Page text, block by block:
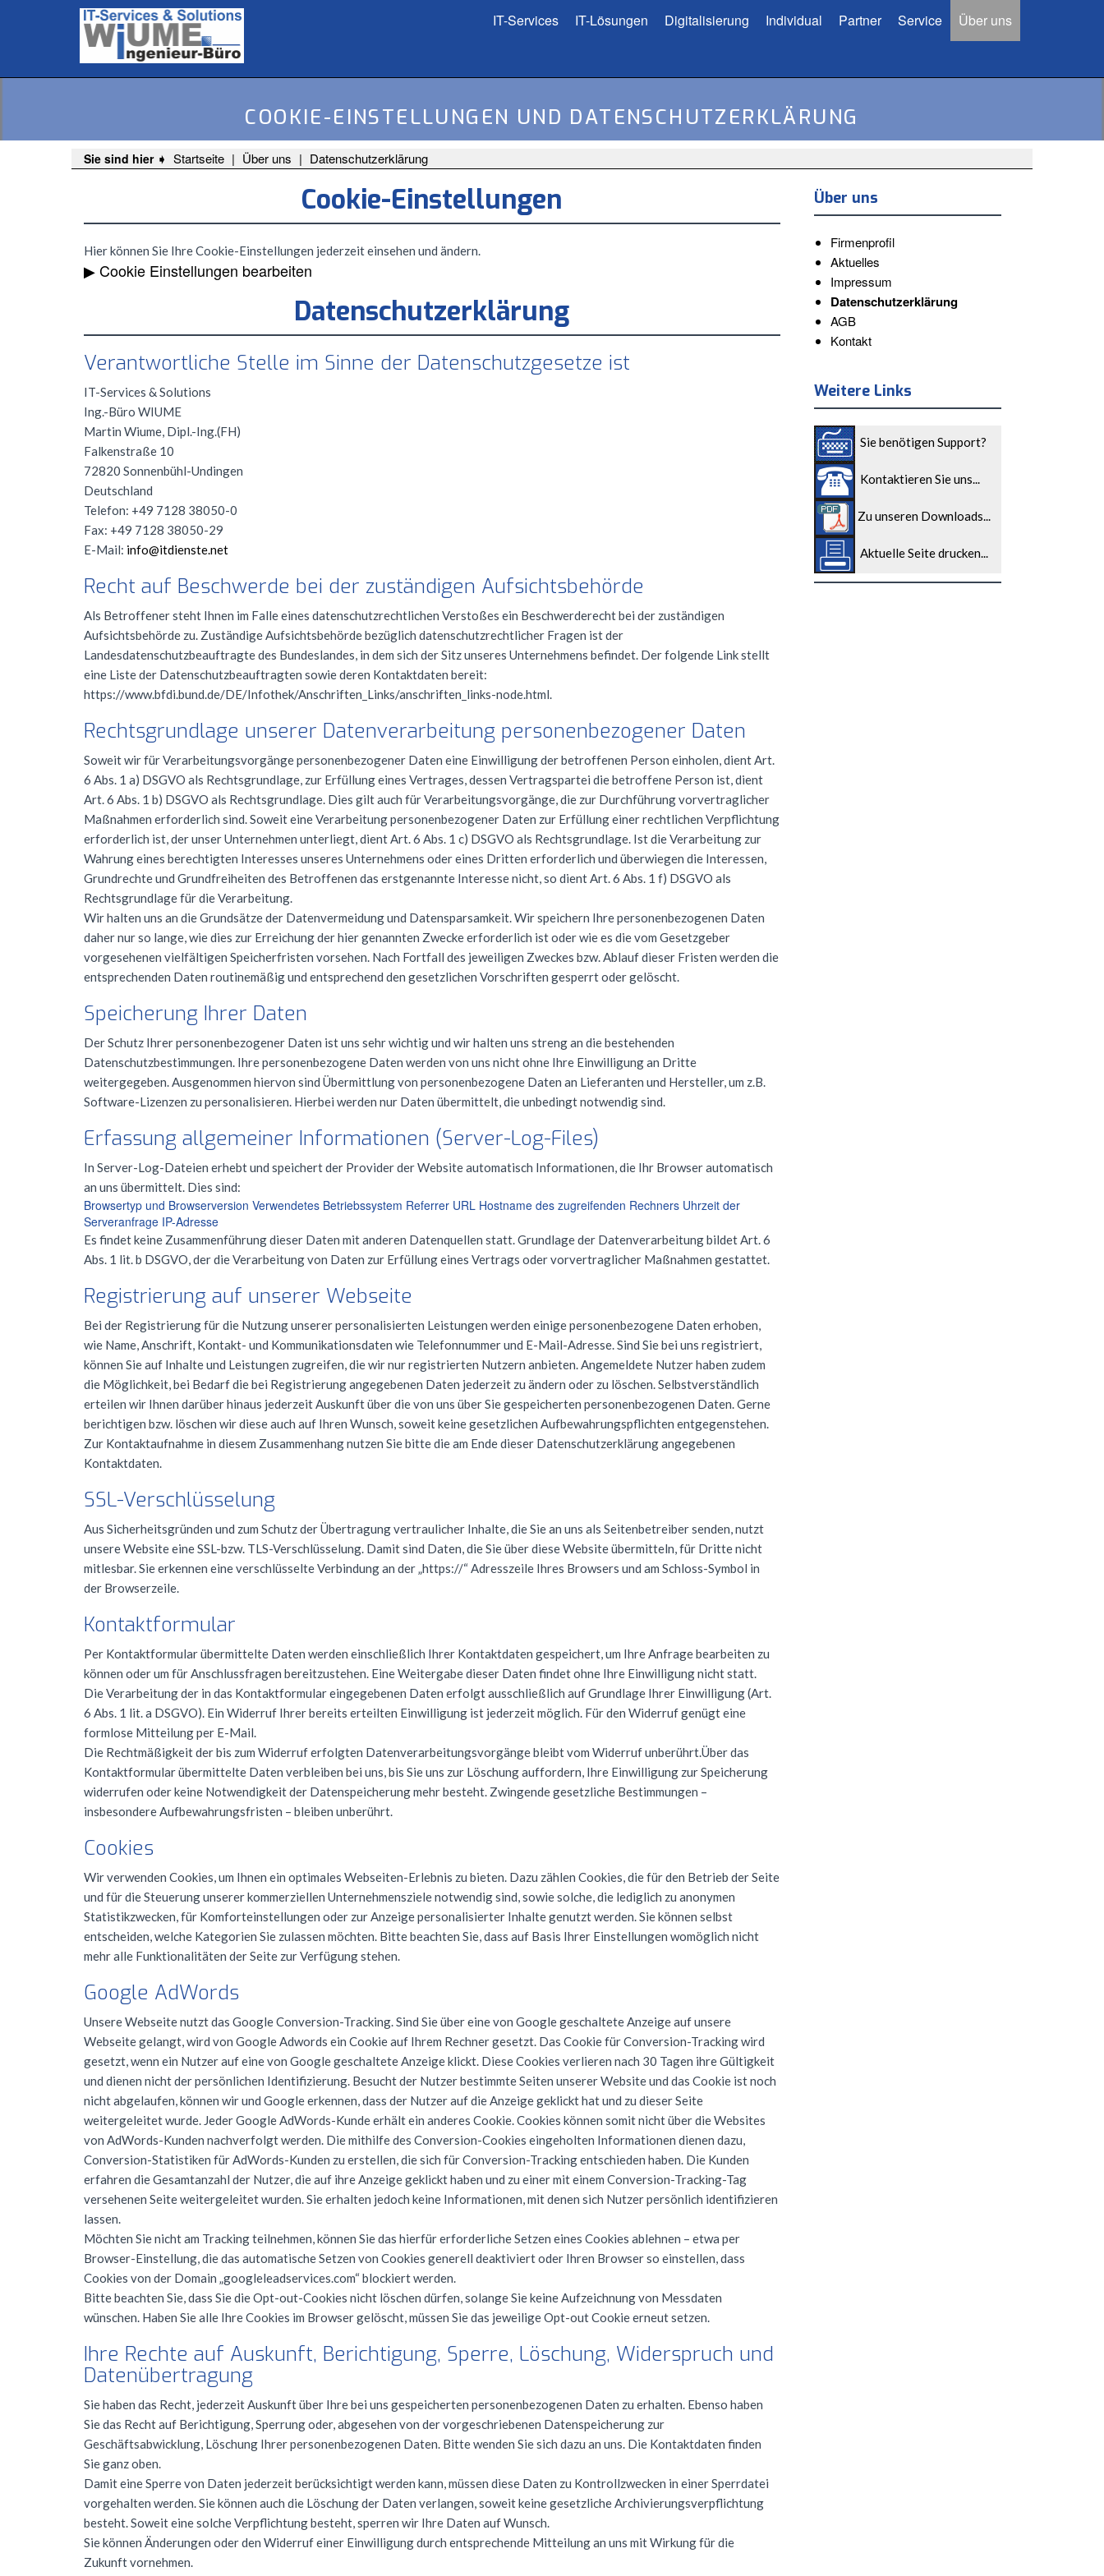
IT-Services IT-Lösungen Digitalisierung Individual Partner Service Über uns
COOKIE-EINSTELLUNGEN UND DATENSCHUTZERKLÄRUNG
Sie sind hier ➧ Startseite Über uns Datenschutzerklärung
Cookie-Einstellungen
Hier können Sie Ihre Cookie-Einstellungen jederzeit einsehen und ändern.
▶ Cookie Einstellungen bearbeiten
Datenschutzerklärung
Verantwortliche Stelle im Sinne der Datenschutzgesetze ist
IT-Services & Solutions
Ing.-Büro WIUME
Martin Wiume, Dipl.-Ing.(FH)
Falkenstraße 10
72820 Sonnenbühl-Undingen
Deutschland
Telefon: +49 7128 38050-0
Fax: +49 7128 38050-29
E-Mail: info@itdienste.net
Recht auf Beschwerde bei der zuständigen Aufsichtsbehörde
Als Betroffener steht Ihnen im Falle eines datenschutzrechtlichen Verstoßes ein Beschwerderecht bei der zuständigen
Aufsichtsbehörde zu. Zuständige Aufsichtsbehörde bezüglich datenschutzrechtlicher Fragen ist der
Landesdatenschutzbeauftragte des Bundeslandes, in dem sich der Sitz unseres Unternehmens befindet. Der folgende Link stellt
eine Liste der Datenschutzbeauftragten sowie deren Kontaktdaten bereit:
https://www.bfdi.bund.de/DE/Infothek/Anschriften_Links/anschriften_links-node.html.
Rechtsgrundlage unserer Datenverarbeitung personenbezogener Daten
Soweit wir für Verarbeitungsvorgänge personenbezogener Daten eine Einwilligung der betroffenen Person einholen, dient Art.
6 Abs. 1 a) DSGVO als Rechtsgrundlage, zur Erfüllung eines Vertrages, dessen Vertragspartei die betroffene Person ist, dient
Art. 6 Abs. 1 b) DSGVO als Rechtsgrundlage. Dies gilt auch für Verarbeitungsvorgänge, die zur Durchführung vorvertraglicher
Maßnahmen erforderlich sind. Soweit eine Verarbeitung personenbezogener Daten zur Erfüllung einer rechtlichen Verpflichtung
erforderlich ist, der unser Unternehmen unterliegt, dient Art. 6 Abs. 1 c) DSGVO als Rechtsgrundlage. Ist die Verarbeitung zur
Wahrung eines berechtigten Interesses unseres Unternehmens oder eines Dritten erforderlich und überwiegen die Interessen,
Grundrechte und Grundfreiheiten des Betroffenen das erstgenannte Interesse nicht, so dient Art. 6 Abs. 1 f) DSGVO als
Rechtsgrundlage für die Verarbeitung.
Wir halten uns an die Grundsätze der Datenvermeidung und Datensparsamkeit. Wir speichern Ihre personenbezogenen Daten
daher nur so lange, wie dies zur Erreichung der hier genannten Zwecke erforderlich ist oder wie es die vom Gesetzgeber
vorgesehenen vielfältigen Speicherfristen vorsehen. Nach Fortfall des jeweiligen Zweckes bzw. Ablauf dieser Fristen werden die
entsprechenden Daten routinemäßig und entsprechend den gesetzlichen Vorschriften gesperrt oder gelöscht.
Speicherung Ihrer Daten
Der Schutz Ihrer personenbezogener Daten ist uns sehr wichtig und wir halten uns streng an die bestehenden
Datenschutzbestimmungen. Ihre personenbezogene Daten werden von uns nicht ohne Ihre Einwilligung an Dritte
weitergegeben. Ausgenommen hiervon sind Übermittlung von personenbezogene Daten an Lieferanten und Hersteller, um z.B.
Software-Lizenzen zu personalisieren. Hierbei werden nur Daten übermittelt, die unbedingt notwendig sind.
Erfassung allgemeiner Informationen (Server-Log-Files)
In Server-Log-Dateien erhebt und speichert der Provider der Website automatisch Informationen, die Ihr Browser automatisch
an uns übermittelt. Dies sind:
Browsertyp und Browserversion Verwendetes Betriebssystem Referrer URL Hostname des zugreifenden Rechners Uhrzeit der
Serveranfrage IP-Adresse
Es findet keine Zusammenführung dieser Daten mit anderen Datenquellen statt. Grundlage der Datenverarbeitung bildet Art. 6
Abs. 1 lit. b DSGVO, der die Verarbeitung von Daten zur Erfüllung eines Vertrags oder vorvertraglicher Maßnahmen gestattet.
Registrierung auf unserer Webseite
Bei der Registrierung für die Nutzung unserer personalisierten Leistungen werden einige personenbezogene Daten erhoben,
wie Name, Anschrift, Kontakt- und Kommunikationsdaten wie Telefonnummer und E-Mail-Adresse. Sind Sie bei uns registriert,
können Sie auf Inhalte und Leistungen zugreifen, die wir nur registrierten Nutzern anbieten. Angemeldete Nutzer haben zudem
die Möglichkeit, bei Bedarf die bei Registrierung angegebenen Daten jederzeit zu ändern oder zu löschen. Selbstverständlich
erteilen wir Ihnen darüber hinaus jederzeit Auskunft über die von uns über Sie gespeicherten personenbezogenen Daten. Gerne
berichtigen bzw. löschen wir diese auch auf Ihren Wunsch, soweit keine gesetzlichen Aufbewahrungspflichten entgegenstehen.
Zur Kontaktaufnahme in diesem Zusammenhang nutzen Sie bitte die am Ende dieser Datenschutzerklärung angegebenen
Kontaktdaten.
SSL-Verschlüsselung
Aus Sicherheitsgründen und zum Schutz der Übertragung vertraulicher Inhalte, die Sie an uns als Seitenbetreiber senden, nutzt
unsere Website eineSSL-bzw. TLS-Verschlüsselung. Damit sind Daten, die Sie über diese Website übermitteln, für Dritte nicht
mitlesbar. Sie erkennen eine verschlüsselte Verbindung an der „https://“ Adresszeile Ihres Browsers und am Schloss-Symbol in
der Browserzeile.
Kontaktformular
Per Kontaktformular übermittelte Daten werden einschließlich Ihrer Kontaktdaten gespeichert, um Ihre Anfrage bearbeiten zu
können oder um für Anschlussfragen bereitzustehen. Eine Weitergabe dieser Daten findet ohne Ihre Einwilligung nicht statt.
Die Verarbeitung der in das Kontaktformular eingegebenen Daten erfolgt ausschließlich auf Grundlage Ihrer Einwilligung (Art.
6 Abs. 1 lit. a DSGVO). Ein Widerruf Ihrer bereits erteilten Einwilligung ist jederzeit möglich. Für den Widerruf genügt eine
formlose Mitteilung per E-Mail.
Die Rechtmäßigkeit der bis zum Widerruf erfolgten Datenverarbeitungsvorgänge bleibt vom Widerruf unberührt.Über das
Kontaktformular übermittelte Daten verbleiben bei uns, bis Sie uns zur Löschung auffordern, Ihre Einwilligung zur Speicherung
widerrufen oder keine Notwendigkeit der Datenspeicherung mehr besteht. Zwingende gesetzliche Bestimmungen –
insbesondere Aufbewahrungsfristen – bleiben unberührt.
Cookies
Wir verwenden Cookies, um Ihnen ein optimales Webseiten-Erlebnis zu bieten. Dazu zählen Cookies, die für den Betrieb der Seite
und für die Steuerung unserer kommerziellen Unternehmensziele notwendig sind, sowie solche, die lediglich zu anonymen
Statistikzwecken, für Komforteinstellungen oder zur Anzeige personalisierter Inhalte genutzt werden. Sie können selbst
entscheiden, welche Kategorien Sie zulassen möchten. Bitte beachten Sie, dass auf Basis Ihrer Einstellungen womöglich nicht
mehr alle Funktionalitäten der Seite zur Verfügung stehen.
Google AdWords
Unsere Webseite nutzt das Google Conversion-Tracking. Sind Sie über eine von Google geschaltete Anzeige auf unsere
Webseite gelangt, wird von Google Adwords ein Cookie auf Ihrem Rechner gesetzt. Das Cookie für Conversion-Tracking wird
gesetzt, wenn ein Nutzer auf eine von Google geschaltete Anzeige klickt. Diese Cookies verlieren nach 30 Tagen ihre Gültigkeit
und dienen nicht der persönlichen Identifizierung. Besucht der Nutzer bestimmte Seiten unserer Website und das Cookie ist noch
nicht abgelaufen, können wir und Google erkennen, dass der Nutzer auf die Anzeige geklickt hat und zu dieser Seite
weitergeleitet wurde. Jeder Google AdWords-Kunde erhält ein anderes Cookie. Cookies können somit nicht über die Websites
von AdWords-Kunden nachverfolgt werden. Die mithilfe des Conversion-Cookies eingeholten Informationen dienen dazu,
Conversion-Statistiken für AdWords-Kunden zu erstellen, die sich für Conversion-Tracking entschieden haben. Die Kunden
erfahren die Gesamtanzahl der Nutzer, die auf ihre Anzeige geklickt haben und zu einer mit einem Conversion-Tracking-Tag
versehenen Seite weitergeleitet wurden. Sie erhalten jedoch keine Informationen, mit denen sich Nutzer persönlich identifizieren
lassen.
Möchten Sie nicht am Tracking teilnehmen, können Sie das hierfür erforderliche Setzen eines Cookies ablehnen – etwa per
Browser-Einstellung, die das automatische Setzen von Cookies generell deaktiviert oder Ihren Browser so einstellen, dass
Cookies von der Domain „googleleadservices.com“ blockiert werden.
Bitte beachten Sie, dass Sie die Opt-out-Cookies nicht löschen dürfen, solange Sie keine Aufzeichnung von Messdaten
wünschen. Haben Sie alle Ihre Cookies im Browser gelöscht, müssen Sie das jeweilige Opt-out Cookie erneut setzen.
Ihre Rechte auf Auskunft, Berichtigung, Sperre, Löschung, Widerspruch und
Datenübertragung
Sie haben das Recht, jederzeit Auskunft über Ihre bei uns gespeicherten personenbezogenen Daten zu erhalten. Ebenso haben
Sie das Recht auf Berichtigung, Sperrung oder, abgesehen von der vorgeschriebenen Datenspeicherung zur
Geschäftsabwicklung, Löschung Ihrer personenbezogenen Daten. Bitte wenden Sie sich dazu an uns. Die Kontaktdaten finden
Sie ganz oben.
Damit eine Sperre von Daten jederzeit berücksichtigt werden kann, müssen diese Daten zu Kontrollzwecken in einer Sperrdatei
vorgehalten werden. Sie können auch die Löschung der Daten verlangen, soweit keine gesetzliche Archivierungsverpflichtung
besteht. Soweit eine solche Verpflichtung besteht, sperren wir Ihre Daten auf Wunsch.
Sie können Änderungen oder den Widerruf einer Einwilligung durch entsprechende Mitteilung an uns mit Wirkung für die
Zukunft vornehmen.
Über uns
Firmenprofil
Aktuelles
Impressum
Datenschutzerklärung
AGB
Kontakt
Weitere Links
Sie benötigen Support?
Kontaktieren Sie uns...
Zu unseren Downloads...
Aktuelle Seite drucken...